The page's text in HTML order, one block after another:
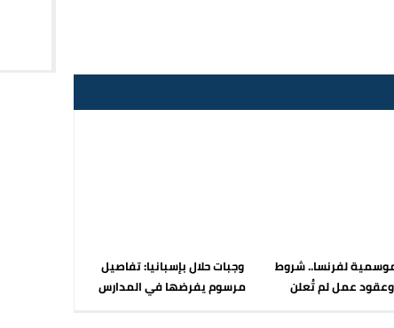
لفرنسا.. شروط
عمل لم تُعلن
وجبات حلال بإسبانيا: تفاصيل
مرسوم يفرضها في المدارس